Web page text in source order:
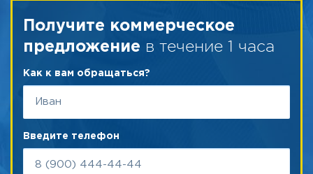
Получите коммерческое
предложение в течение 1 часа
Как к вам обращаться?
Введите телефон